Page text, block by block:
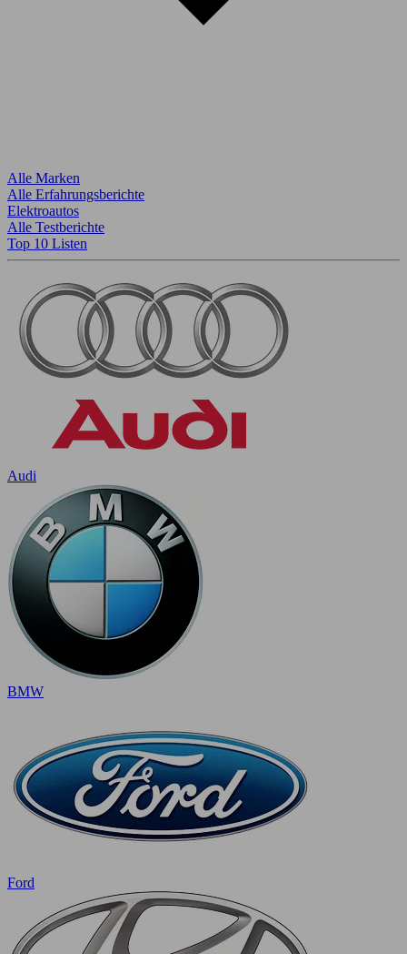
Alle Marken
Alle Erfahrungsberichte
Elektroautos
Alle Testberichte
Top 10 Listen
Audi
BMW
Ford